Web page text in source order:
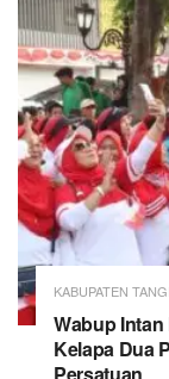
KABUPATEN
Wabup
Kelapa Dua
Persatuan